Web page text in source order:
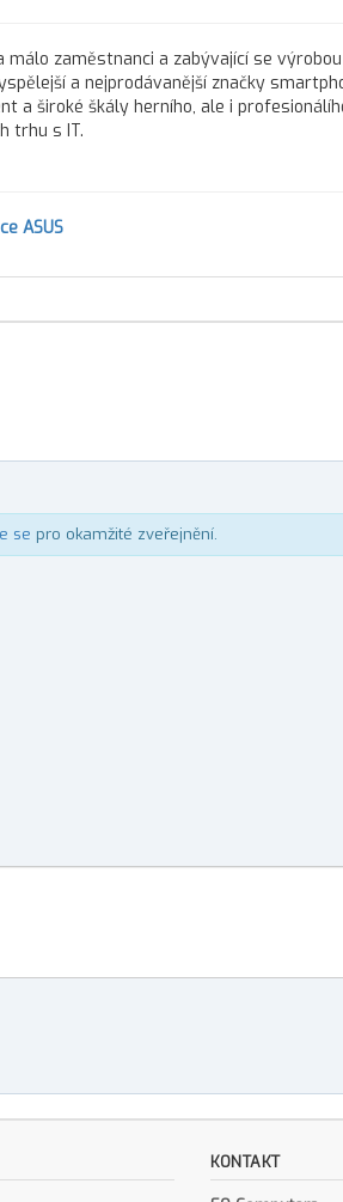
málo zaměstnanci a zabývající se výrobou
a nejprodávanější značky
a široké škály herního, ale i
trhu s IT.
ASUS
se pro okamžité zveřejnění.
KONTAKT